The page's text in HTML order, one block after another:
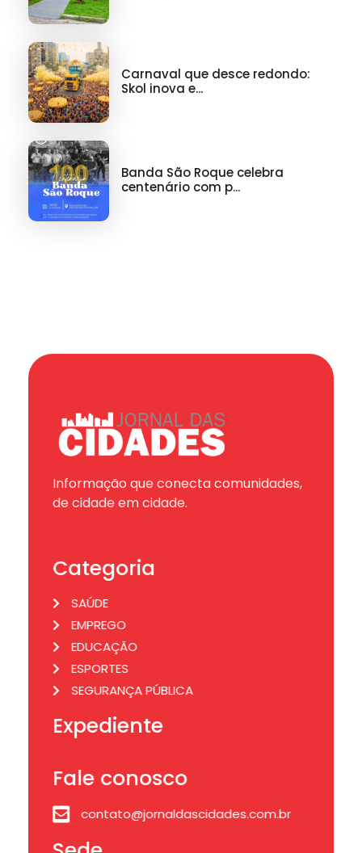
Carnaval que desce redondo:
Skol inova e...
Banda São Roque celebra
centenário com p...
Informação que conecta comunidades,
de cidade em cidade.
Categoria
SAÚDE
EMPREGO
EDUCAÇÃO
ESPORTES
SEGURANÇA PÚBLICA
Expediente
Fale conosco
contato@jornaldascidades.com.br